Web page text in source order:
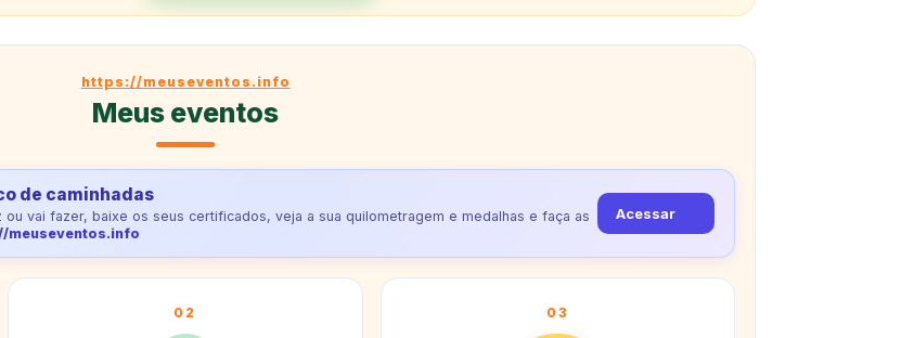
https://meuseventos.info
Meus eventos
de caminhadas
vai fazer, baixe os seus certificados, veja a sua quilometragem e medalhas e faça as
meuseventos.info
Acessar
02 03